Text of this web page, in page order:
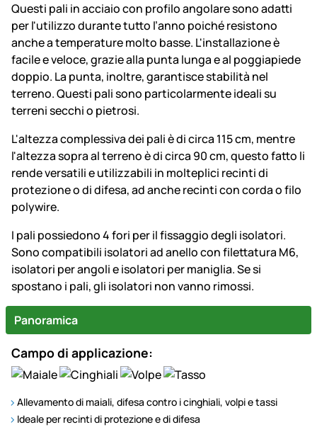
Questi pali in acciaio con profilo angolare sono adatti
per l'utilizzo durante tutto l’anno poiché resistono
anche a temperature molto basse. L'installazione è
facile e veloce, grazie alla punta lunga e al poggiapiede
doppio. La punta, inoltre, garantisce stabilità nel
terreno. Questi pali sono particolarmente ideali su
terreni secchi o pietrosi.
L'altezza complessiva dei pali è di circa 115 cm, mentre
l'altezza sopra al terreno è di circa 90 cm, questo fatto li
rende versatili e utilizzabili in molteplici recinti di
protezione o di difesa, ad anche recinti con corda o filo
polywire.
I pali possiedono 4 fori per il fissaggio degli isolatori.
Sono compatibili isolatori ad anello con filettatura M6,
isolatori per angoli e isolatori per maniglia. Se si
spostano i pali, gli isolatori non vanno rimossi.
Panoramica
Campo di applicazione:
Allevamento di maiali, difesa contro i cinghiali, volpi e tassi
Ideale per recinti di protezione e di difesa